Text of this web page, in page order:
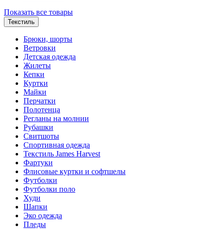
Показать все товары
Текстиль
Брюки, шорты
Ветровки
Детская одежда
Жилеты
Кепки
Куртки
Майки
Перчатки
Полотенца
Регланы на молнии
Рубашки
Свитшоты
Спортивная одежда
Текстиль James Harvest
Фартуки
Флисовые куртки и софтшелы
Футболки
Футболки поло
Худи
Шапки
Эко одежда
Пледы